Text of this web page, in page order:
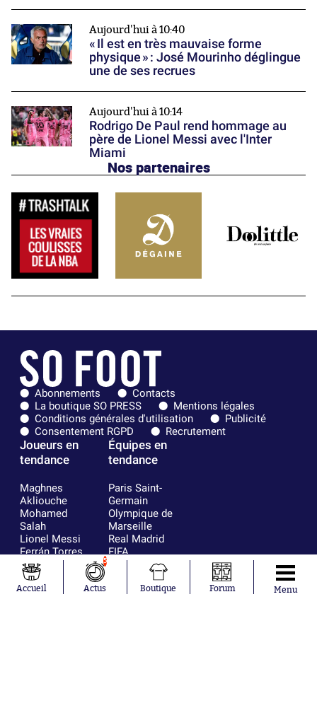
Aujourd'hui à 10:40
« Il est en très mauvaise forme
physique » : José Mourinho déglingue
une de ses recrues
Aujourd'hui à 10:14
Rodrigo De Paul rend hommage au
père de Lionel Messi avec l'Inter
Miami
Nos partenaires
Abonnements
Contacts
La boutique SO PRESS
Mentions légales
Conditions générales d'utilisation
Publicité
Consentement RGPD
Recrutement
Joueurs en
tendance
Maghnes
Akliouche
Mohamed
Salah
Lionel Messi
Ferrán Torres
Kilian Corredor
Franco
Mastantuono
Équipes en
tendance
Paris Saint-
Germain
Olympique de
Marseille
Real Madrid
FIFA
Olympique
AS Monaco
Accueil
5
Actus Boutique Forum Menu